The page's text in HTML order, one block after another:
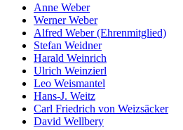
Anne Weber
Werner Weber
Alfred Weber (Ehrenmitglied)
Stefan Weidner
Harald Weinrich
Ulrich Weinzierl
Leo Weismantel
Hans-J. Weitz
Carl Friedrich von Weizsäcker
David Wellbery